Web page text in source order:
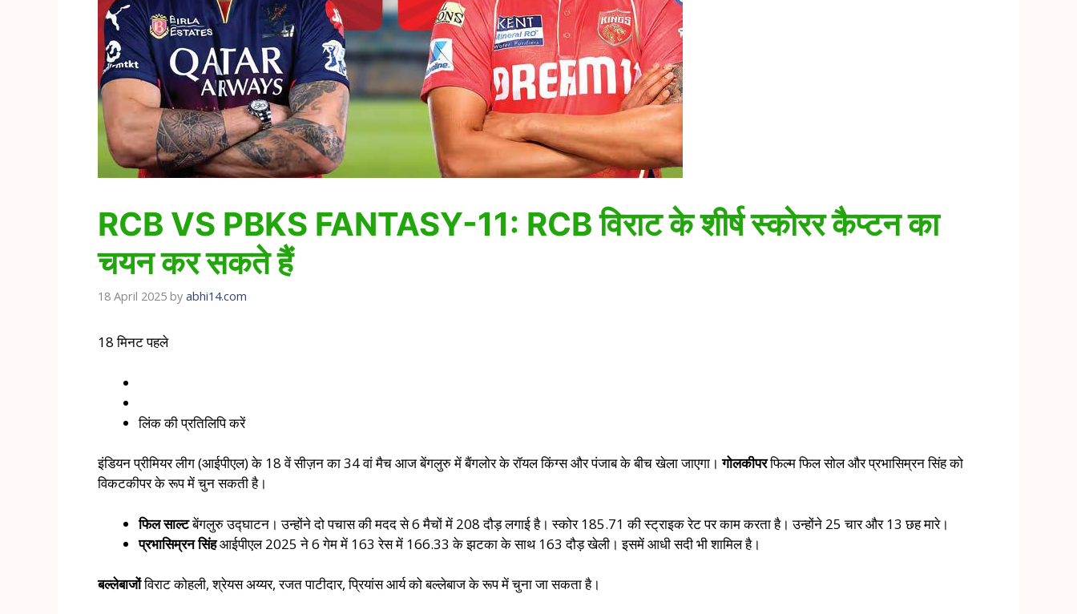
RCB VS PBKS FANTASY-11: RCB विराट के शीर्ष स्कोरर कैप्टन का
चयन कर सकते हैं
18 April 2025 by abhi14.com
18 मिनट पहले
लिंक की प्रतिलिपि करें
इंडियन प्रीमियर लीग (आईपीएल) के 18 वें सीज़न का 34 वां मैच आज बेंगलुरु में बैंगलोर के रॉयल किंग्स और पंजाब के बीच खेला जाएगा।गोलकीपरफिल्म फिल सोल और प्रभासिम्रन सिंह को
विकटकीपर के रूप में चुन सकती है।
फिल साल्टबेंगलुरु उद्घाटन। उन्होंने दो पचास की मदद से 6 मैचों में 208 दौड़ लगाई है। स्कोर 185.71 की स्ट्राइक रेट पर काम करता है। उन्होंने 25 चार और 13 छह मारे।
प्रभासिम्रन सिंहआईपीएल 2025 ने 6 गेम में 163 रेस में 166.33 के झटका के साथ 163 दौड़ खेली। इसमें आधी सदी भी शामिल है।
बल्लेबाजोंविराट कोहली, श्रेयस अय्यर, रजत पाटीदार, प्रियांस आर्य को बल्लेबाज के रूप में चुना जा सकता है।